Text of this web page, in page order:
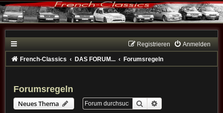
Anmelden
Registrieren
French-Classics DAS FORUM... Forumsregeln
Forumsregeln
Neues Thema Suche